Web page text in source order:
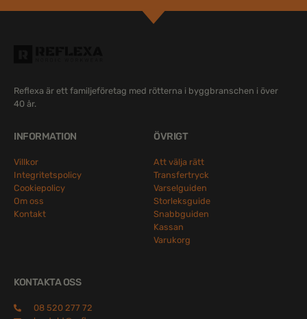
Reflexa är ett familjeföretag med rötterna i byggbranschen i över
40 år.
INFORMATION
Villkor
Integritetspolicy
Cookiepolicy
Om oss
Kontakt
ÖVRIGT
Att välja rätt
Transfertryck
Varselguiden
Storleksguide
Snabbguiden
Kassan
Varukorg
KONTAKTA OSS
08 520 277 72